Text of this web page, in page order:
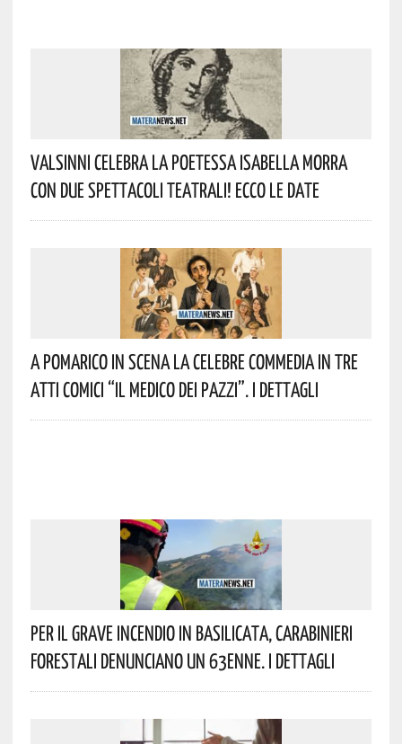
Valsinni Celebra La Poetessa Isabella Morra
Con Due Spettacoli Teatrali! Ecco Le Date
A Pomarico In Scena La Celebre Commedia In Tre
Atti Comici “Il Medico Dei Pazzi”. I Dettagli
Per Il Grave Incendio In Basilicata, Carabinieri
Forestali Denunciano Un 63enne. I Dettagli